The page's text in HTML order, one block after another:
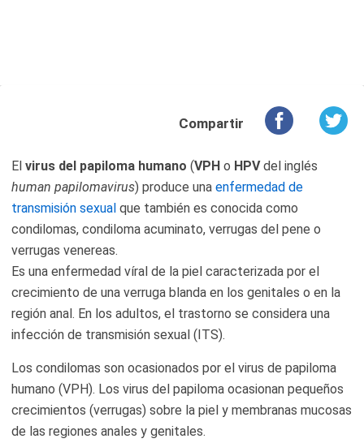
Compartir
El virus del papiloma humano (VPH o HPVdel inglés
human papilomavirus) produce una enfermedad de
transmisión sexual que también es conocida como
condilomas, condiloma acuminato, verrugas del pene o
verrugas venereas.
Es una enfermedad víral de la piel caracterizada por el
crecimiento de una verruga blanda en los genitales o en la
región anal. En los adultos, el trastorno se considera una
infección de transmisión sexual (ITS).
Los condilomas son ocasionados por el virus de papiloma
humano (VPH). Los virus del papiloma ocasionan pequeños
crecimientos (verrugas) sobre la piel y membranas mucosas
de las regiones anales y genitales.